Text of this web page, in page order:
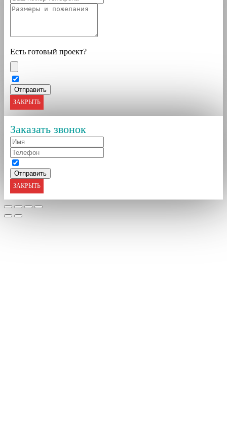
Есть готовый проект?
ЗАКРЫТЬ
Заказать звонок
ЗАКРЫТЬ